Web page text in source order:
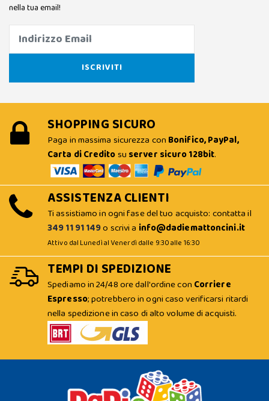
nella tua email!
SHOPPING SICURO
Paga in massima sicurezza con Bonifico, PayPal,
Carta di Creditosu server sicuro 128bit.
ASSISTENZA CLIENTI
Ti assistiamo in ogni fase del tuo acquisto: contatta il
349 11 91 149o scrivi a info@dadiemattoncini.it
Attivo dal Lunedì al Venerdì dalle 9:30 alle 16:30
TEMPI DI SPEDIZIONE
Spediamo in 24/48 ore dall'ordine con Corriere
Espresso; potrebbero in ogni caso verificarsi ritardi
nella spedizione in caso di alto volume di acquisti.